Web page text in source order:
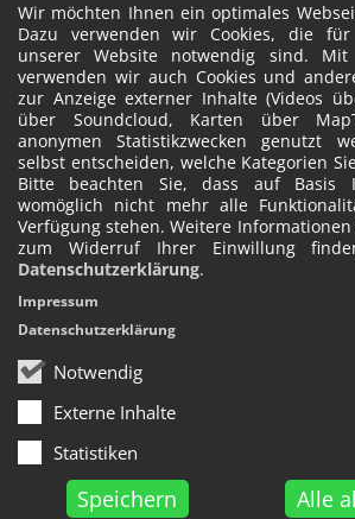
Wir möchten Ihnen ein optimales
Dazu verwenden wir Cookies, die für
unserer Website notwendig sind.
verwenden wir auch Cookies und
zur Anzeige externer Inhalte (Videos
über Soundcloud, Karten über
anonymen Statistikzwecken genutzt
selbst entscheiden, welche Kategorien
Bitte beachten Sie, dass auf Basis
womöglich nicht mehr alle
Verfügung stehen. Weitere
zum Widerruf Ihrer Einwillung
Datenschutzerklärung.
Notwendig
Externe Inhalte
Statistiken
Speichern Alle
Impressum
Datenschutzerklärung